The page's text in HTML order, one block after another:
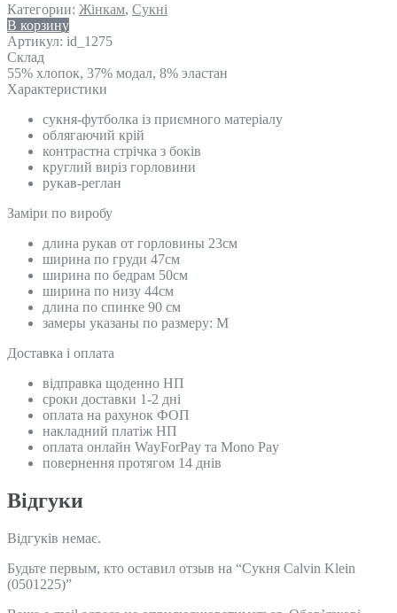
Категории: Жінкам, Сукні
В корзину
Артикул: id_1275
Склад
55% хлопок, 37% модал, 8% эластан
Характеристики
сукня-футболка із приємного матеріалу
облягаючий крій
контрастна стрічка з боків
круглий виріз горловини
рукав-реглан
Замiри по виробу
длина рукав от горловины 23см
ширина по груди 47см
ширина по бедрам 50см
ширина по низу 44см
длина по спинке 90 см
замеры указаны по размеру: М
Доставка і оплата
відправка щоденно НП
сроки доставки 1-2 дні
оплата на рахунок ФОП
накладний платіж НП
оплата онлайн WayForPay та Mono Pay
повернення протягом 14 днів
Відгуки
Відгуків немає.
Будьте первым, кто оставил отзыв на “Сукня Calvin Klein
(0501225)”